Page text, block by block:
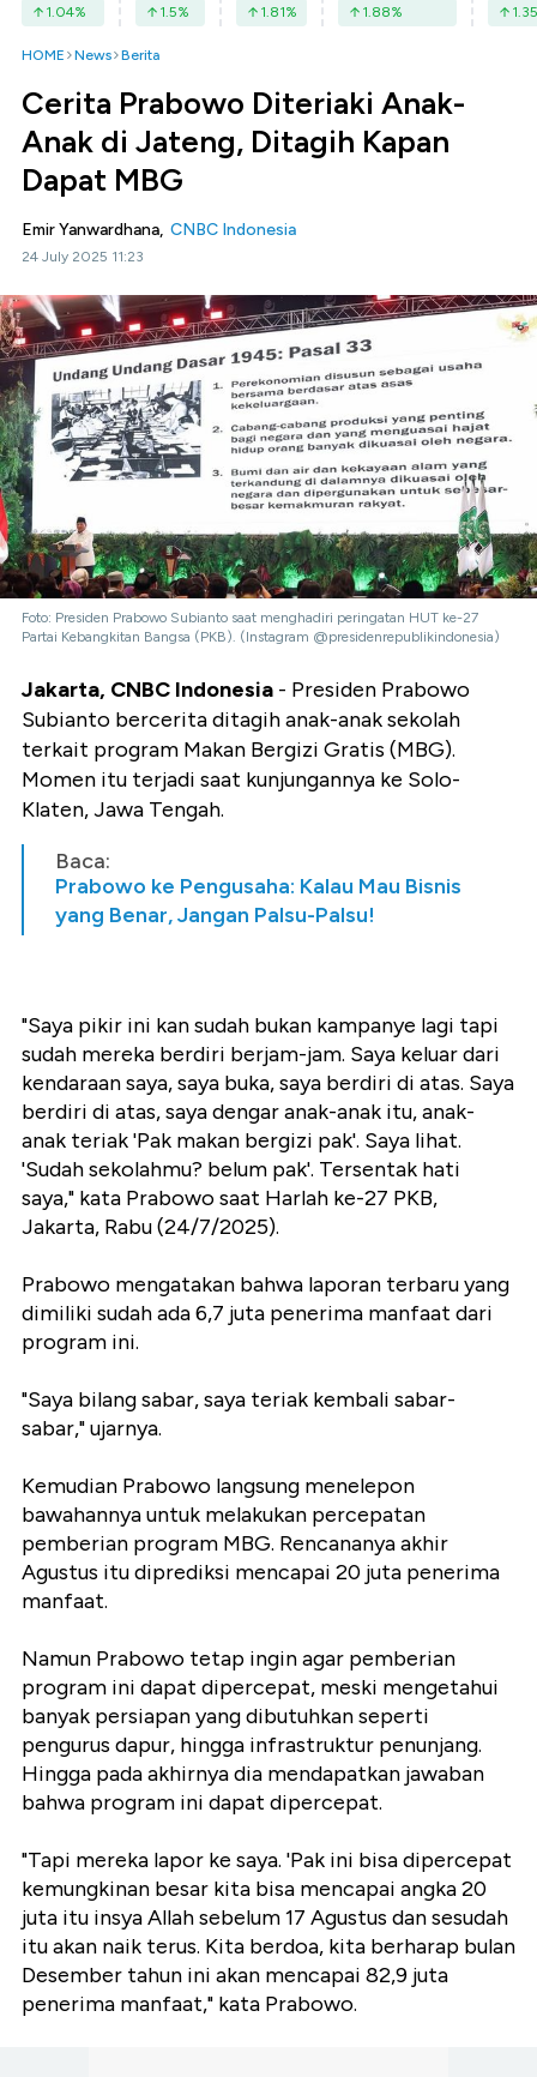
1.04% 1.5% 1.81% 1.88% 1.35
HOME News Berita
Cerita Prabowo Diteriaki Anak-
Anak di Jateng, Ditagih Kapan
Dapat MBG
Emir Yanwardhana, CNBC Indonesia
24 July 2025 11:23
Foto: Presiden Prabowo Subianto saat menghadiri peringatan HUT ke-27
Partai Kebangkitan Bangsa (PKB). (Instagram @presidenrepublikindonesia)
Jakarta, CNBC Indonesia - Presiden Prabowo
Subianto bercerita ditagih anak-anak sekolah
terkait program Makan Bergizi Gratis (MBG).
Momen itu terjadi saat kunjungannya ke Solo-
Klaten, Jawa Tengah.
Baca:
Prabowo ke Pengusaha: Kalau Mau Bisnis
yang Benar, Jangan Palsu-Palsu!
"Saya pikir ini kan sudah bukan kampanye lagi tapi
sudah mereka berdiri berjam-jam. Saya keluar dari
kendaraan saya, saya buka, saya berdiri di atas. Saya
berdiri di atas, saya dengar anak-anak itu, anak-
anak teriak 'Pak makan bergizi pak'. Saya lihat.
'Sudah sekolahmu? belum pak'. Tersentak hati
saya," kata Prabowo saat Harlah ke-27 PKB,
Jakarta, Rabu (24/7/2025).
Prabowo mengatakan bahwa laporan terbaru yang
dimiliki sudah ada 6,7 juta penerima manfaat dari
program ini.
"Saya bilang sabar, saya teriak kembali sabar-
sabar," ujarnya.
Kemudian Prabowo langsung menelepon
bawahannya untuk melakukan percepatan
pemberian program MBG. Rencananya akhir
Agustus itu diprediksi mencapai 20 juta penerima
manfaat.
Namun Prabowo tetap ingin agar pemberian
program ini dapat dipercepat, meski mengetahui
banyak persiapan yang dibutuhkan seperti
pengurus dapur, hingga infrastruktur penunjang.
Hingga pada akhirnya dia mendapatkan jawaban
bahwa program ini dapat dipercepat.
"Tapi mereka lapor ke saya. 'Pak ini bisa dipercepat
kemungkinan besar kita bisa mencapai angka 20
juta itu insya Allah sebelum 17 Agustus dan sesudah
itu akan naik terus. Kita berdoa, kita berharap bulan
Desember tahun ini akan mencapai 82,9 juta
penerima manfaat," kata Prabowo.